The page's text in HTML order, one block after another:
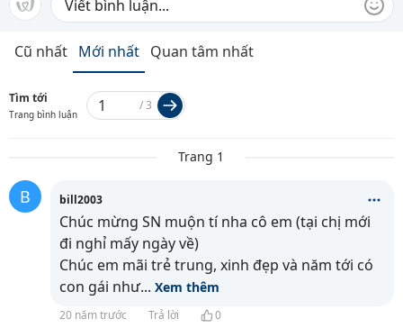
Cũ nhất Mới nhất Quan tâm nhất
Tìm tới
Trang bình luận
/3
Trang 1
B bill2003
Chúc mừng SN muộn tí nha cô em (tại chị mới
đi nghỉ mấy ngày về)
Chúc em mãi trẻ trung, xinh đẹp và năm tới có
con gái như... Xem thêm
20 năm trước Trả lời 0